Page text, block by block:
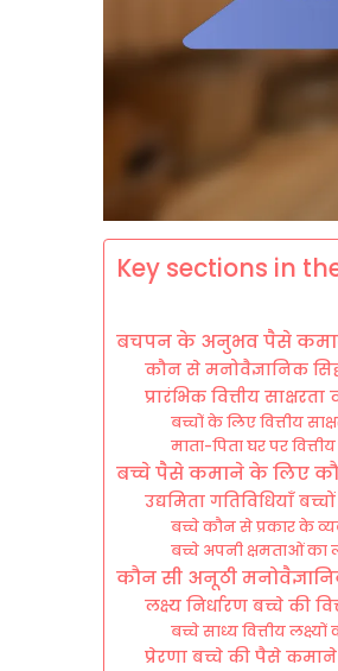
Key sections in
बचपन के अनुभव पैसे
कौन से मनोवैज्ञानिक
प्रारंभिक वित्तीय
बच्चों के लिए वित्तीय
माता-पिता घर पर
बच्चे पैसे कमाने के लिए
उद्यमिता गतिविधियाँ
बच्चे कौन से प्रकार के
बच्चे अपनी क्षमताओं
कौन सी अनूठी
लक्ष्य निर्धारण बच्चे की
बच्चे साध्य वित्तीय
प्रेरणा बच्चे की पैसे